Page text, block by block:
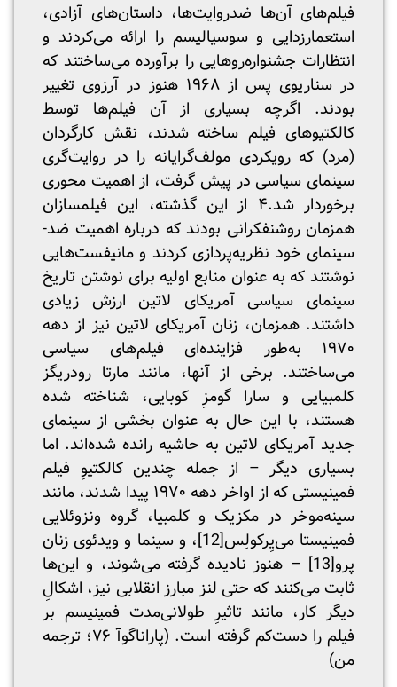
فیلم‌های آن‌ها ضدروایت‌ها، داستان‌های آزادی،
استعمارزدایی و سوسیالیسم را ارائه می‌کردند و
انتظارات جشنواره‌روهایی را برآورده می‌ساختند که
در سناریوی پس از ۱۹۶۸ هنوز در آرزوی تغییر
بودند. اگرچه بسیاری از آن فیلم‌ها توسط
کالکتیوهای فیلم‌ ساخته شدند، نقش کارگردان
(مرد) که رویکردی مولف‌گرایانه را در روایت‌گری
سینمای سیاسی در پیش گرفت، از اهمیت محوری
برخوردار شد.۴ از این گذشته، این فیلمسازان
همزمان روشنفکرانی بودند که درباره اهمیت ضد-
سینمای خود نظریه‌پردازی کردند و مانیفست‌هایی
نوشتند که به عنوان منابع اولیه برای نوشتن تاریخ
سینمای سیاسی آمریکای لاتین ارزش زیادی
داشتند. همزمان، زنان آمریکای لاتین نیز از دهه
۱۹۷۰ به‌طور فزاینده‌ای فیلم‌های سیاسی
می‌ساختند. برخی از آنها، مانند مارتا رودریگز
کلمبیایی و سارا گومزِ کوبایی، شناخته شده
هستند، با این حال به عنوان بخشی از سینمای
جدید آمریکای لاتین به حاشیه رانده شده‌اند. اما
بسیاری دیگر – از جمله چندین کالکتیوِ فیلم
‌فمینیستی که از اواخر دهه ۱۹۷۰ پیدا شدند، مانند
سینه‌موخر در مکزیک و کلمبیا، گروه ونزوئلایی
فمینیستا می‌یِرکولِس[12]
، و سینما و ویدئوی زنان
پرو[13]
– هنوز نادیده گرفته می‌شوند، و این‌ها
ثابت می‌کنند که حتی لنز مبارز انقلابی نیز، اشکالِ
دیگر کار، مانند تاثیرِ طولانی‌مدت فمینیسم بر
فیلم را دست‌کم گرفته است. (پاراناگوآ ۷۶؛ ترجمه
من)